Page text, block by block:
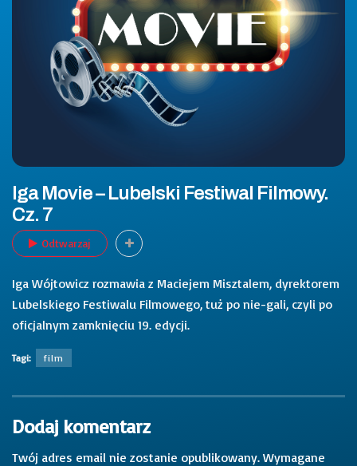
Iga Movie – Lubelski Festiwal Filmowy.
Cz. 7
Odtwarzaj
Iga Wójtowicz rozmawia z Maciejem Misztalem, dyrektorem
Lubelskiego Festiwalu Filmowego, tuż po nie-gali, czyli po
oficjalnym zamknięciu 19. edycji.
Tagi: film
Dodaj komentarz
Twój adres email nie zostanie opublikowany. Wymagane